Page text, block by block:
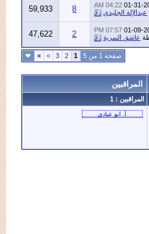
04:22 AM
الجليدي 8
59,933
07:57 PM
النمرية 2
47,622
1
2
: 1